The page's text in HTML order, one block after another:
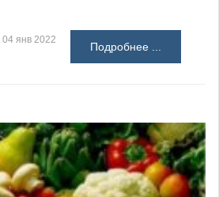
04 янв 2022
Подробнее ...